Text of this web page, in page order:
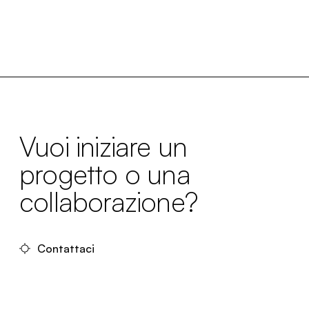
Vuoi iniziare un
progetto o una
collaborazione?
Contattaci